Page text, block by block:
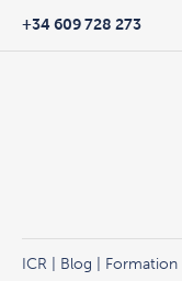
+34 609 728 273
ICR Blog Formation